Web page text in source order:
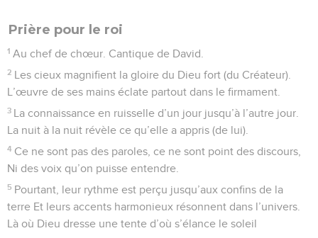
ma cour ;
46 Les fils de l’étranger me flattent, Quittant tout tremblants
leurs bastions.
47 Dieu est vivant ! À lui la gloire et que mon rocher soit
béni ! Que mon Sauveur soit exalté !
48
Ce Dieu m’accorde ma revanche, Il soumet à mon joug
des peuples.
49 Des ennemis, tu me délivres, Tu me sauves des
agresseurs, Tu m’arraches aux violents.
50
Aussi je publie tes louanges, Ô Seigneur, parmi les
nations, Et je veux célébrer ton nom.